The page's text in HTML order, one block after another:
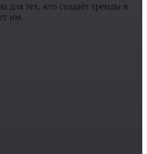
для тех, кто создаёт тренды в
им.